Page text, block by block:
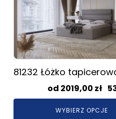
81232 Łóżko
2019,00 zł
WYBIERZ OPCJE
wiele
wariantów.
Opcje
można
wybrać
na
stronie